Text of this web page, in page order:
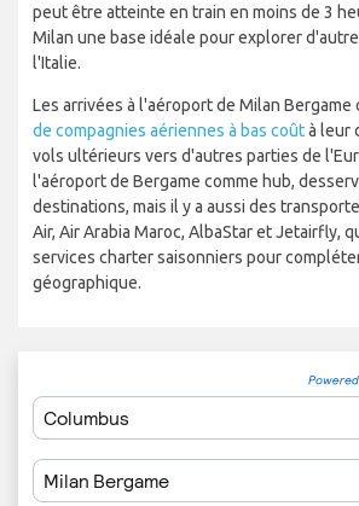
peut être atteinte en train en moins de 3
Milan une base idéale pour explorer
l'Italie.
Les arrivées à l'aéroport de Milan Bergame
de compagnies aériennes à bas coûtà leur
vols ultérieurs vers d'autres parties de
l'aéroport de Bergame comme hub,
destinations, mais il y a aussi des
Air, Air Arabia Maroc, AlbaStar et Jetairfly,
services charter saisonniers pour
géographique.